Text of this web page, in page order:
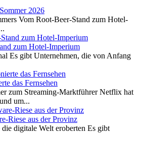
2026
Vom Root-Beer-Stand zum Hotel-
zum Hotel-Imperium
Es gibt Unternehmen, die von Anfang
das Fernsehen
zum Streaming-Marktführer Netflix hat
um...
Riese aus der Provinz
digitale Welt eroberten Es gibt